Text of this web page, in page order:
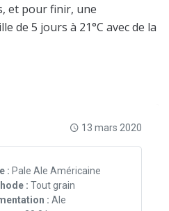
et pour finir, une
de 5 jours à 21°C avec de la